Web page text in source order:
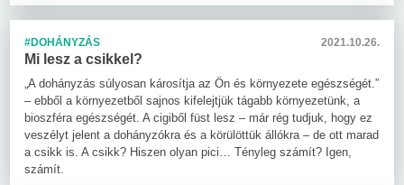
#DOHÁNYZÁS 2021.10.26.
Mi lesz a csikkel?
„A dohányzás súlyosan károsítja az Ön és környezete egészségét.”
– ebből a környezetből sajnos kifelejtjük tágabb környezetünk, a
bioszféra egészségét. A cigiből füst lesz – már rég tudjuk, hogy ez
veszélyt jelent a dohányzókra és a körülöttük állókra – de ott marad
a csikk is. A csikk? Hiszen olyan pici… Tényleg számít? Igen,
számít.